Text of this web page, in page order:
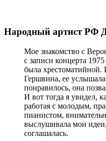
Народный артист РФ
Мое знакомство с
с записи концерта
была хрестоматийной.
Гершвина, ее
понравилось, она
И вот тогда я увидел,
работая с молодым,
пианистом,
выслушивала мои
соглашалась.